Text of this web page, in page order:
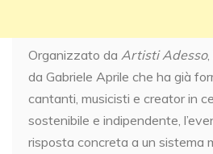
Organizzato da Artisti Adesso
da Gabriele Aprile che ha già
cantanti, musicisti e creator in
sostenibile e indipendente,
risposta concreta a un sistema